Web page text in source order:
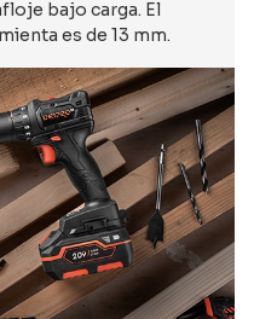
bajo carga. El
es de 13 mm.